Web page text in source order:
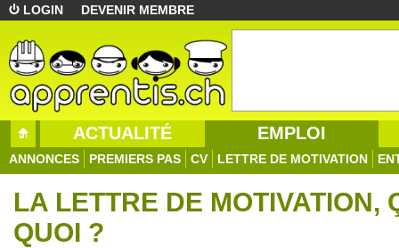
LOGIN DEVENIR MEMBRE
ACTUALITÉ EMPLOI
ANNONCES PREMIERS PAS CV LETTRE DE MOTIVATION
LA LETTRE DE MOTIVATION,
QUOI ?